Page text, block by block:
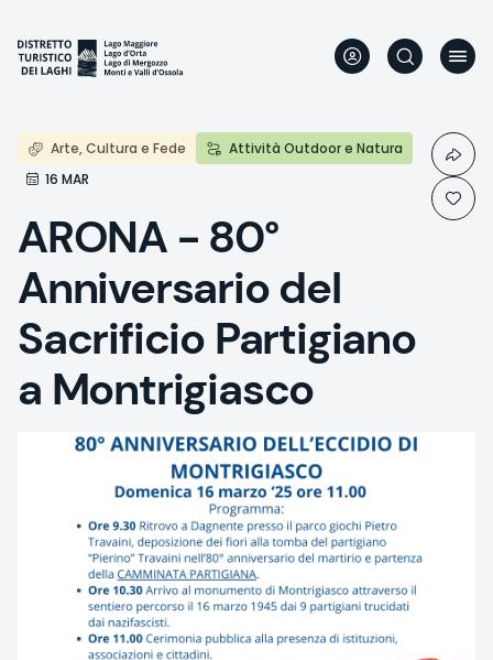
main
content
Arte, Cultura e Fede
Attività Outdoor e Natura
16 MAR
ARONA - 80°
Anniversario del
Sacrificio Partigiano
a Montrigiasco